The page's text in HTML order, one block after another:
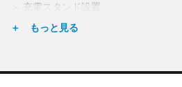
充電スタンド設置
エコキュート交換